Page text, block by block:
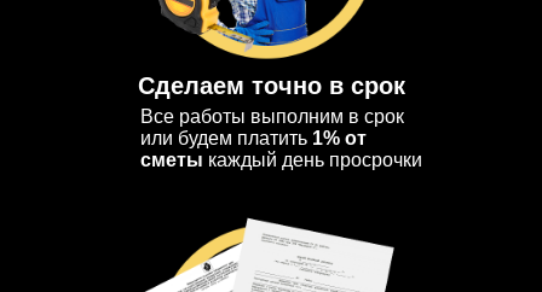
Сделаем точно в срок
Все работы выполним в срок
или будем платить 1% от
сметы каждый день просрочки